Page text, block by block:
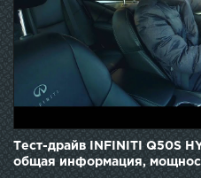
Тест-драйв INFINITI Q50S
общая информация,